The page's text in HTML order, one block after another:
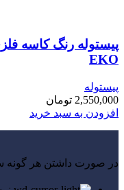
EKO
پیستوله
2,550,000 تومان
افزودن به سبد خرید
در صورت داشتن هر گونه